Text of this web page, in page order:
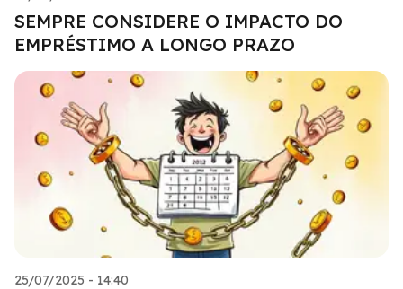
SEMPRE CONSIDERE O IMPACTO DO
EMPRÉSTIMO A LONGO PRAZO
25/07/2025 - 14:40